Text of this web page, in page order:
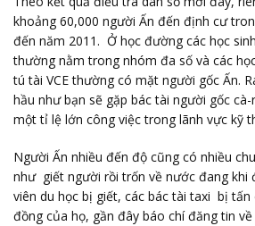
khoảng 60,000 người Ấn đến định cư
đến năm 2011. Ở học đường các học
thường nằm trong nhóm đa số và các
tú tài VCE thường có mặt người gốc Ấn.
hầu như bạn sẽ gặp bác tài người gốc
một tỉ lệ lớn công việc trong lãnh vực kỹ
Người Ấn nhiều đến độ cũng có nhiều
như giết người rồi trốn về nước đang khi
viên du học bị giết, các bác tài taxi bị tấn
đồng của họ, gần đây báo chí đăng tin